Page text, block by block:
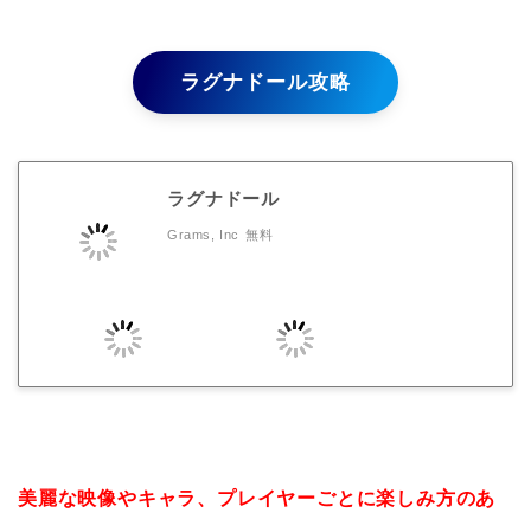
ラグナドール攻略
ラグナドール
Grams, Inc 無料
美麗な映像やキャラ、プレイヤーごとに楽しみ方のあ